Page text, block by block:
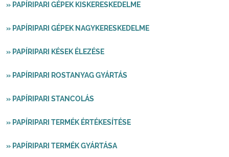
» PAPÍRIPARI GÉPEK KISKERESKEDELME
» PAPÍRIPARI GÉPEK NAGYKERESKEDELME
» PAPÍRIPARI KÉSEK ÉLEZÉSE
» PAPÍRIPARI ROSTANYAG GYÁRTÁS
» PAPÍRIPARI STANCOLÁS
» PAPÍRIPARI TERMÉK ÉRTÉKESÍTÉSE
» PAPÍRIPARI TERMÉK GYÁRTÁSA